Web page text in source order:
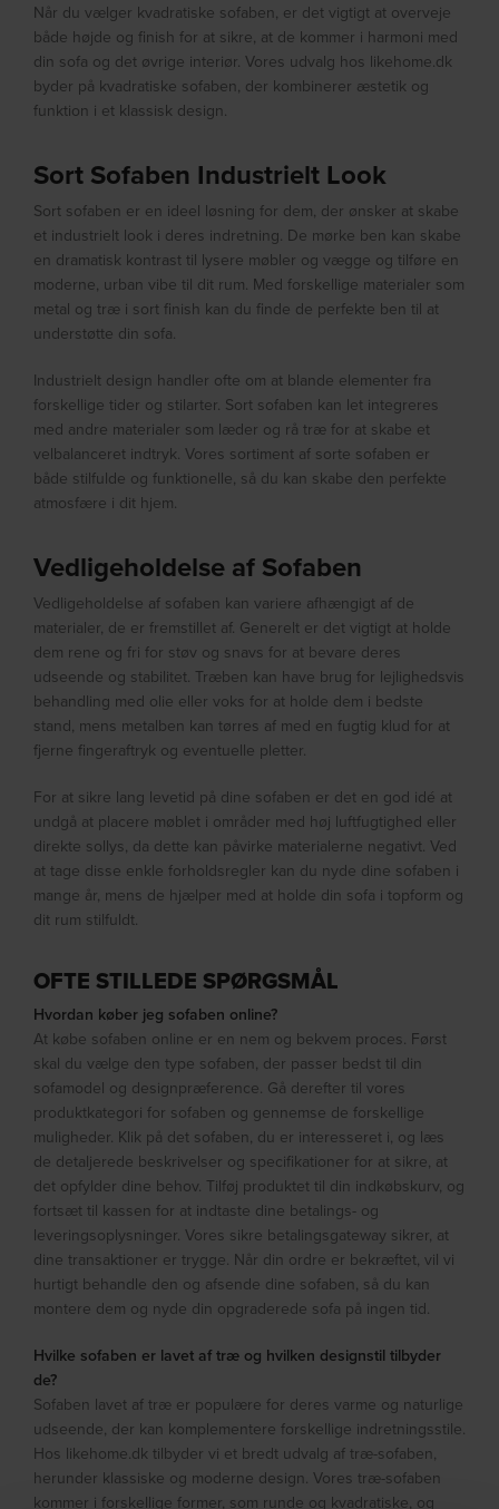
Når du vælger kvadratiske sofaben, er det vigtigt at overveje
både højde og finish for at sikre, at de kommer i harmoni med
din sofa og det øvrige interiør. Vores udvalg hos likehome.dk
byder på kvadratiske sofaben, der kombinerer æstetik og
funktion i et klassisk design.
Sort Sofaben Industrielt Look
Sort sofaben er en ideel løsning for dem, der ønsker at skabe
et industrielt look i deres indretning. De mørke ben kan skabe
en dramatisk kontrast til lysere møbler og vægge og tilføre en
moderne, urban vibe til dit rum. Med forskellige materialer som
metal og træ i sort finish kan du finde de perfekte ben til at
understøtte din sofa.
Industrielt design handler ofte om at blande elementer fra
forskellige tider og stilarter. Sort sofaben kan let integreres
med andre materialer som læder og rå træ for at skabe et
velbalanceret indtryk. Vores sortiment af sorte sofaben er
både stilfulde og funktionelle, så du kan skabe den perfekte
atmosfære i dit hjem.
Vedligeholdelse af Sofaben
Vedligeholdelse af sofaben kan variere afhængigt af de
materialer, de er fremstillet af. Generelt er det vigtigt at holde
dem rene og fri for støv og snavs for at bevare deres
udseende og stabilitet. Træben kan have brug for lejlighedsvis
behandling med olie eller voks for at holde dem i bedste
stand, mens metalben kan tørres af med en fugtig klud for at
fjerne fingeraftryk og eventuelle pletter.
For at sikre lang levetid på dine sofaben er det en god idé at
undgå at placere møblet i områder med høj luftfugtighed eller
direkte sollys, da dette kan påvirke materialerne negativt. Ved
at tage disse enkle forholdsregler kan du nyde dine sofaben i
mange år, mens de hjælper med at holde din sofa i topform og
dit rum stilfuldt.
OFTE STILLEDE SPØRGSMÅL
Hvordan køber jeg sofaben online?
At købe sofaben online er en nem og bekvem proces. Først
skal du vælge den type sofaben, der passer bedst til din
sofamodel og designpræference. Gå derefter til vores
produktkategori for sofaben og gennemse de forskellige
muligheder. Klik på det sofaben, du er interesseret i, og læs
de detaljerede beskrivelser og specifikationer for at sikre, at
det opfylder dine behov. Tilføj produktet til din indkøbskurv, og
fortsæt til kassen for at indtaste dine betalings- og
leveringsoplysninger. Vores sikre betalingsgateway sikrer, at
dine transaktioner er trygge. Når din ordre er bekræftet, vil vi
hurtigt behandle den og afsende dine sofaben, så du kan
montere dem og nyde din opgraderede sofa på ingen tid.
Hvilke sofaben er lavet af træ og hvilken designstil tilbyder
de?
Sofaben lavet af træ er populære for deres varme og naturlige
udseende, der kan komplementere forskellige indretningsstile.
Hos likehome.dk tilbyder vi et bredt udvalg af træ-sofaben,
herunder klassiske og moderne design. Vores træ-sofaben
kommer i forskellige former, som runde og kvadratiske, og